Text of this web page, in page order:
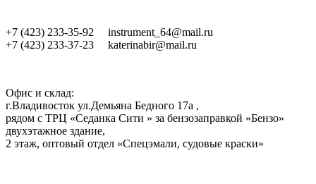
+7 (423) 233-35-92 instrument_64@mail.ru
+7 (423) 233-37-23 katerinabir@mail.ru
Офис и склад:
г.Владивосток ул.Демьяна Бедного 17а ,
рядом с ТРЦ «Седанка Сити » за бензозаправкой «Бензо»
двухэтажное здание,
2 этаж, оптовый отдел «Спецэмали, судовые краски»